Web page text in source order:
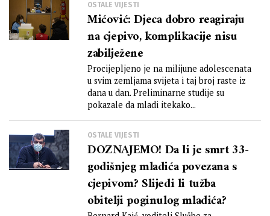
OSTALE VIJESTI
Mićović: Djeca dobro reagiraju
na cjepivo, komplikacije nisu
zabilježene
Procijepljeno je na milijune adolescenata
u svim zemljama svijeta i taj broj raste iz
dana u dan. Preliminarne studije su
pokazale da mladi itekako...
OSTALE VIJESTI
DOZNAJEMO! Da li je smrt 33-
godišnjeg mladića povezana s
cjepivom? Slijedi li tužba
obitelji poginulog mladića?